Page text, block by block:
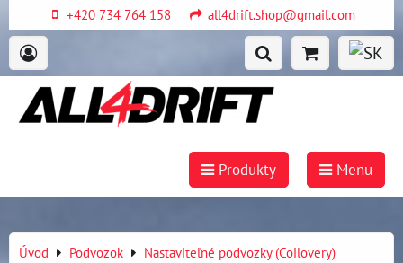
+420 734 764 158 all4drift.shop@gmail.com
Produkty Menu
Úvod Podvozok
Nastaviteľné podvozky (Coilovery)